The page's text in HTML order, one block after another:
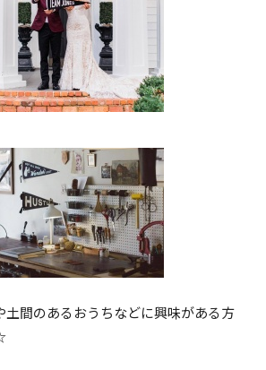
土間のあるおうちなどに興味がある方